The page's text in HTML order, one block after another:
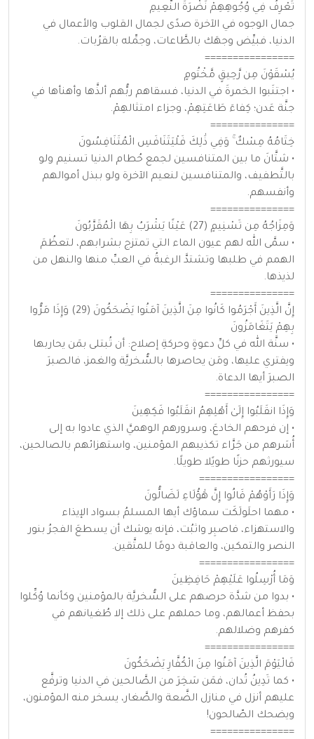
تَعْرِفُ فِي وُجُوهِهِمْ نَضْرَةَ النَّعِيمِ
جمال الوجوه في الآخرة صدًى لجمال القلوب والأعمال في
الدنيا، فبيِّض وجهَك بالطَّاعات، وجمِّله بالقرُبات.
================
يُسْقَوْنَ مِن رَّحِيقٍ مَّخْتُومٍ
• اجتنَبوا الخمرةَ في الدنيا، فسقاهم ربُّهم ألذَّها وأهنأها في
جنَّة عَدن؛ كِفاءَ طَاعَتِهِمْ، وجزاء امتثالهِمْ.
===============
خِتَامُهُ مِسْكٌ ۚ وَفِي ذَٰلِكَ فَلْيَتَنَافَسِ الْمُتَنَافِسُونَ
• شتَّانَ ما بين المتنافسين لجمع حُطام الدنيا تسنيم ولو
بالتَّطفيف، والمتنافسين لنعيم الآخرة ولو ببذل أموالهم
وأنفسهم.
===============
وَمِزَاجُهُ مِن تَسْنِيمٍ (27) عَيْنًا يَشْرَبُ بِهَا الْمُقَرَّبُونَ
• سمَّى الله لهم عيون الماء التي تمتزج بشرابهم، لتعظُمَ
الهمم في طلبها وتشتدَّ الرغبةُ في العبِّ منها والنهل من
لذيذها.
===============
إِنَّ الَّذِينَ أَجْرَمُوا كَانُوا مِنَ الَّذِينَ آمَنُوا يَضْحَكُونَ (29) وَإِذَا مَرُّوا
بِهِمْ يَتَغَامَزُونَ
• سنَّة الله في كلِّ دعوةٍ وحركةِ إصلاح: أن تُبتلى بمَن يحاربها
ويفتري عليها، ومَن يحاصرها بالسُّخريَّة والغمز، فالصبرَ
الصبرَ أيها الدعاة.
================
وَإِذَا انقَلَبُوا إِلَىٰ أَهْلِهِمُ انقَلَبُوا فَكِهِينَ
• إن فرحهم الخادعَ، وسرورهم الوهميَّ الذي عادوا به إلى
أُسَرهم من جَرَّاء تكذيبهم المؤمنين، واستهزائهم بالصالحين،
سيورثهم حزنًا طويًلا طويلًا.
=================
وَإِذَا رَأَوْهُمْ قَالُوا إِنَّ هَٰؤُلَاءِ لَضَالُّونَ
• مهما احلَولَكَت سماؤك أيها المسلمُ بسواد الإيذاء
والاستهزاء، فاصبِر واثبُت، فإنه يوشك أن يسطعَ الفجرُ بنور
النصر والتمكين، والعاقبة دومًا للمتَّقين.
=================
وَمَا أُرْسِلُوا عَلَيْهِمْ حَافِظِينَ
• بدوا من شدَّة حرصهم على السُّخريَّة بالمؤمنين وكأنما وُكِّلوا
بحفظ أعمالهم، وما حملهم على ذلك إلا طُغيانهم في
كفرهم وضلالهم.
================
فَالْيَوْمَ الَّذِينَ آمَنُوا مِنَ الْكُفَّارِ يَضْحَكُونَ
• كما تَدِينُ تُدان، فمَن سَخِرَ من الصَّالحين في الدنيا وترفَّع
عليهم أنزل في منازل الضَّعة والصَّغار، يسخر منه المؤمنون،
ويضحك الصّالحون!
===============